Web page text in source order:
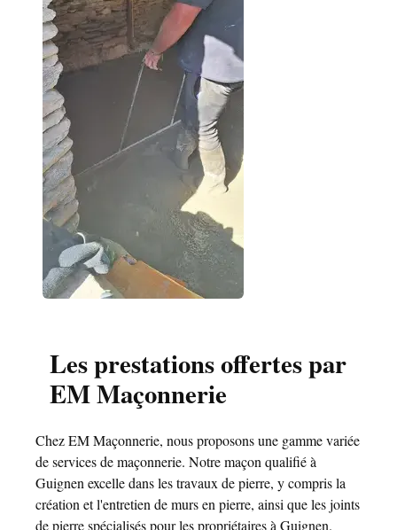
Les prestations offertes par
EM Maçonnerie
Chez EM Maçonnerie, nous proposons une gamme variée
de services de maçonnerie. Notre maçon qualifié à
Guignen excelle dans les travaux de pierre, y compris la
création et l'entretien de murs en pierre, ainsi que les joints
de pierre spécialisés pour les propriétaires à Guignen.